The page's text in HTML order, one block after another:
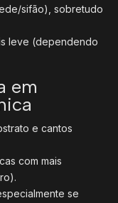
sifão), sobretudo
leve (dependendo
em
e cantos
com mais
se